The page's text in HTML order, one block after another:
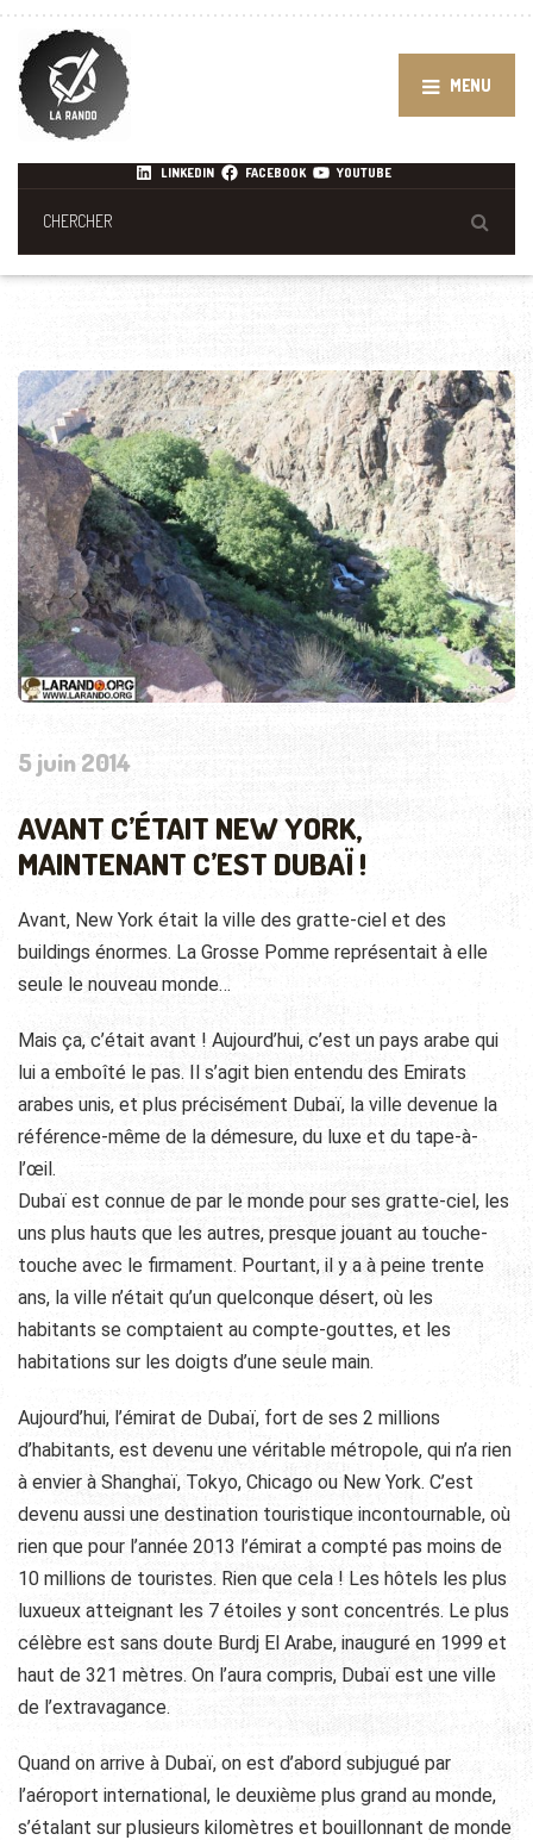
MENU
LINKEDIN FACEBOOK YOUTUBE
5 juin 2014
AVANT C’ÉTAIT NEW YORK,
MAINTENANT C’EST DUBAÏ !
Avant, New York était la ville des gratte-ciel et des
buildings énormes. La Grosse Pomme représentait à elle
seule le nouveau monde…
Mais ça, c’était avant ! Aujourd’hui, c’est un pays arabe qui
lui a emboîté le pas. Il s’agit bien entendu des Emirats
arabes unis, et plus précisément Dubaï, la ville devenue la
référence-même de la démesure, du luxe et du tape-à-
l’œil.
Dubaï est connue de par le monde pour ses gratte-ciel, les
uns plus hauts que les autres, presque jouant au touche-
touche avec le firmament. Pourtant, il y a à peine trente
ans, la ville n’était qu’un quelconque désert, où les
habitants se comptaient au compte-gouttes, et les
habitations sur les doigts d’une seule main.
Aujourd’hui, l’émirat de Dubaï, fort de ses 2 millions
d’habitants, est devenu une véritable métropole, qui n’a rien
à envier à Shanghaï, Tokyo, Chicago ou New York. C’est
devenu aussi une destination touristique incontournable, où
rien que pour l’année 2013 l’émirat a compté pas moins de
10 millions de touristes. Rien que cela ! Les hôtels les plus
luxueux atteignant les 7 étoiles y sont concentrés. Le plus
célèbre est sans doute Burdj El Arabe, inauguré en 1999 et
haut de 321 mètres. On l’aura compris, Dubaï est une ville
de l’extravagance.
Quand on arrive à Dubaï, on est d’abord subjugué par
l’aéroport international, le deuxième plus grand au monde,
s’étalant sur plusieurs kilomètres et bouillonnant de monde